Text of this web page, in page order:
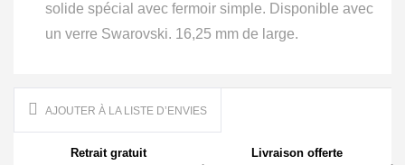
solide spécial avec fermoir simple. Disponible avec
un verre Swarovski. 16,25 mm de large.
AJOUTER À LA LISTE D’ENVIES
Retrait gratuit
Livraison offerte